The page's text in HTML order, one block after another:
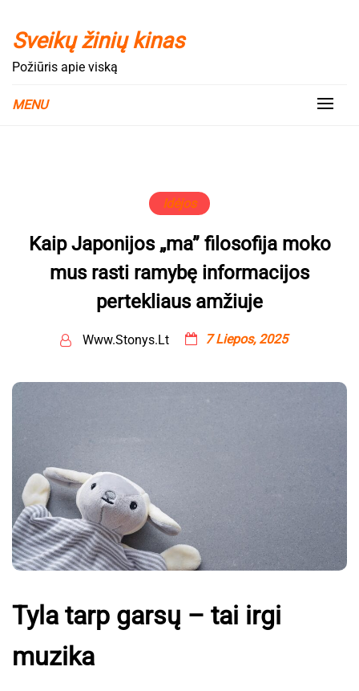
content
Sveikų žinių kinas
Požiūris apie viską
MENU
Idėjos
Kaip Japonijos „ma” filosofija moko
mus rasti ramybę informacijos
pertekliaus amžiuje
Www.stonys.lt 7 Liepos, 2025
Tyla tarp garsų – tai irgi
muzika